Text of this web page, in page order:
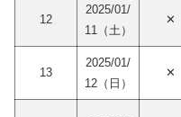
12
2025/01/
11（土）
✕
13
2025/01/
12（日）
✕